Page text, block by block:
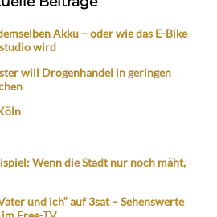
Akku – oder wie das E-Bike
wird
will Drogenhandel in geringen
Wenn die Stadt nur noch mäht,
und ich“ auf 3sat – Sehenswerte